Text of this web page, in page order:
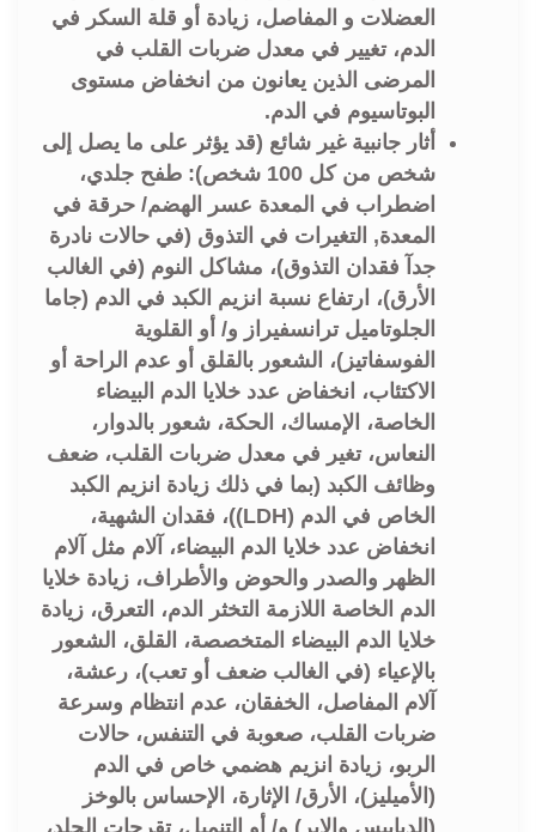
العضلات و المفاصل، زيادة أو قلة السكر في
الدم، تغيير في معدل ضربات القلب في
المرضى الذين يعانون من انخفاض مستوى
البوتاسيوم في الدم.
أثار جانبية غير شائع (قد يؤثر على ما يصل إلى
شخص من كل 100 شخص): طفح جلدي،
اضطراب في المعدة عسر الهضم/ حرقة في
المعدة, التغيرات في التذوق (في حالات نادرة
جدآ فقدان التذوق)، مشاكل النوم (في الغالب
الأرق)، ارتفاع نسبة انزيم الكبد في الدم (جاما
الجلوتاميل ترانسفيراز و/ أو القلوية
الفوسفاتيز)، الشعور بالقلق أو عدم الراحة أو
الاكتئاب، انخفاض عدد خلايا الدم البيضاء
الخاصة، الإمساك، الحكة، شعور بالدوار،
النعاس، تغير في معدل ضربات القلب، ضعف
وظائف الكبد (بما في ذلك زيادة انزيم الكبد
الخاص في الدم (LDH))، فقدان الشهية،
انخفاض عدد خلايا الدم البيضاء، آلام مثل آلام
الظهر والصدر والحوض والأطراف، زيادة خلايا
الدم الخاصة اللازمة التخثر الدم، التعرق، زيادة
خلايا الدم البيضاء المتخصصة، القلق، الشعور
بالإعياء (في الغالب ضعف أو تعب)، رعشة،
آلام المفاصل، الخفقان، عدم انتظام وسرعة
ضربات القلب، صعوبة في التنفس، حالات
الربو، زيادة انزيم هضمي خاص في الدم
(الأميليز)، الأرق/ الإثارة، الإحساس بالوخز
(الدبابيس والإبر) و/ أو التنميل، تقرحات الجلد،